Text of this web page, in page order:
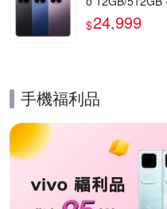
官方旗艦館
$24,999
手機福利品